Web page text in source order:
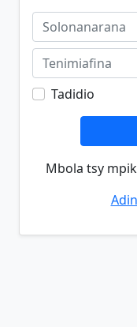
Tadidio
Mbola tsy